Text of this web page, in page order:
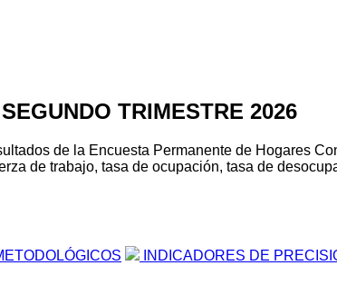
TRIMESTRE 2026
de la Encuesta Permanente de Hogares
de trabajo, tasa de ocupación, tasa de
INDICADORES DE